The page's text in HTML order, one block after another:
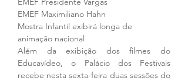
EMEF Maximiliano Hahn
Mostra Infantil exibirá longa de
animação nacional
Além da exibição dos filmes do
Educavídeo, o Palácio dos Festivais
recebe nesta sexta-feira duas sessões do